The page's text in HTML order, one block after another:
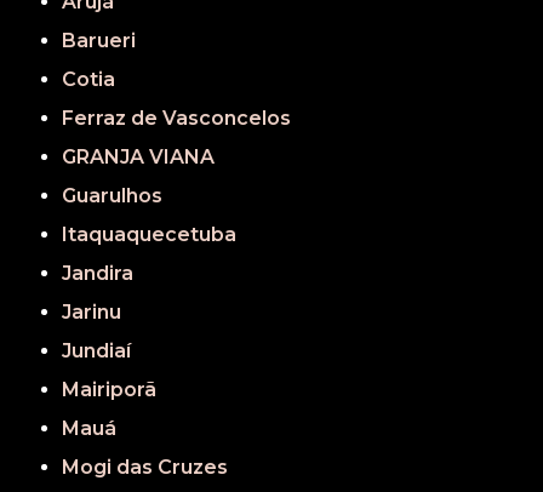
Barueri
Cotia
Ferraz de Vasconcelos
GRANJA VIANA
Guarulhos
Itaquaquecetuba
Jandira
Jarinu
Jundiaí
Mairiporã
Mauá
Mogi das Cruzes